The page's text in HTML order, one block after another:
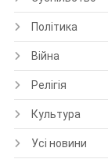
Політика
Війна
Релігія
Культура
Усі новини